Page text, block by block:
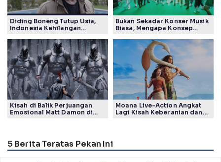
Diding Boneng Tutup Usia,
Indonesia Kehilangan
Generasi
Bukan Sekadar Konser Musik
Biasa, Mengapa Konsep
Tuai Pujian Banyak Pihak
Kisah di Balik Perjuangan
Emosional Matt Damon di
Moana Live-Action Angkat
Lagi Kisah Keberanian dan
5 Berita Teratas Pekan Ini